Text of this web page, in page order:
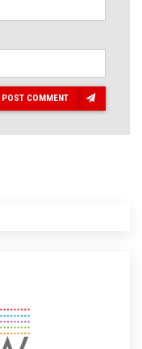
POST COMMENT